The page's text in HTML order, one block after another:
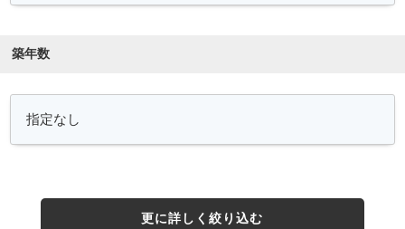
築年数
更に詳しく絞り込む